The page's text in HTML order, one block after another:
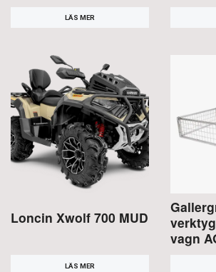
LÄS MER
Loncin Xwolf 700 MUD
LÄS MER
vagn